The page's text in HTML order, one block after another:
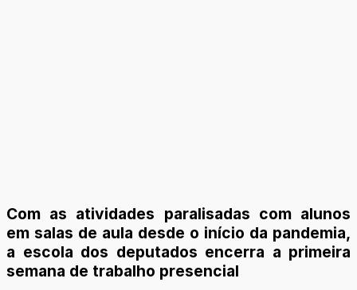
Com as atividades paralisadas com alunos
em salas de aula desde o início da pandemia,
a escola dos deputados encerra a primeira
semana de trabalho presencial